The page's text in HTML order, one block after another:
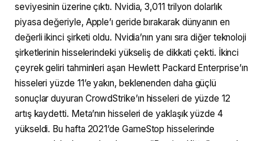
seviyesinin üzerine çıktı. Nvidia, 3,011 trilyon dolarlık
piyasa değeriyle, Apple’ı geride bırakarak dünyanın en
değerli ikinci şirketi oldu. Nvidia’nın yanı sıra diğer teknoloji
şirketlerinin hisselerindeki yükseliş de dikkati çekti. İkinci
çeyrek geliri tahminleri aşan Hewlett Packard Enterprise’ın
hisseleri yüzde 11’e yakın, beklenenden daha güçlü
sonuçlar duyuran CrowdStrike’ın hisseleri de yüzde 12
artış kaydetti. Meta’nın hisseleri de yaklaşık yüzde 4
yükseldi. Bu hafta 2021’de GameStop hisselerinde